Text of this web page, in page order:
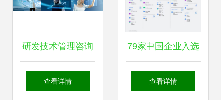
研发技术管理咨询
服务的核心价值与
查看详情
79家中国企业入选
全球灯塔工厂，家
查看详情